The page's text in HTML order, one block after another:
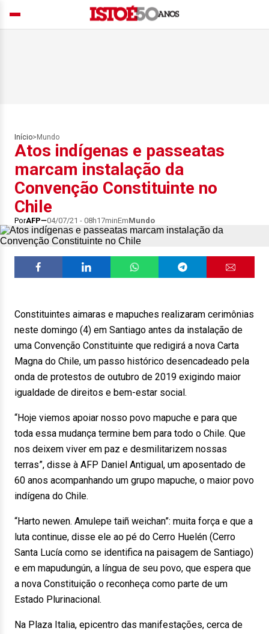
Início> Mundo
Atos indígenas e passeatas
marcam instalação da
Convenção Constituinte no
Chile
PorAFP 04/07/21 - 08h17minEmMundo
Constituintes aimaras e mapuches realizaram cerimônias
neste domingo (4) em Santiago antes da instalação de
uma Convenção Constituinte que redigirá a nova Carta
Magna do Chile, um passo histórico desencadeado pela
onda de protestos de outubro de 2019 exigindo maior
igualdade de direitos e bem-estar social.
“Hoje viemos apoiar nosso povo mapuche e para que
toda essa mudança termine bem para todo o Chile. Que
nos deixem viver em paz e desmilitarizem nossas
terras”, disse à AFP Daniel Antigual, um aposentado de
60 anos acompanhando um grupo mapuche, o maior povo
indígena do Chile.
“Harto newen. Amulepe taiñ weichan”: muita força e que a
luta continue, disse ele ao pé do Cerro Huelén (Cerro
Santa Lucía como se identifica na paisagem de Santiago)
e em mapudungún, a língua de seu povo, que espera que
a nova Constituição o reconheça como parte de um
Estado Plurinacional.
Na Plaza Italia, epicentro das manifestações, cerca de